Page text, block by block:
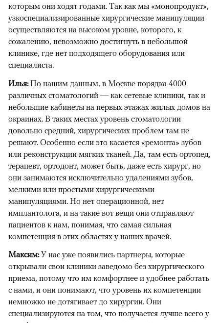
которым они ходят годами. Так как мы «монопродукт»,
узкоспециализированные хирургические манипуляции
осуществляются на высоком уровне, которого, к
сожалению, невозможно достигнуть в небольшой
клинике, где нет подходящего оборудования или
специалиста.
00:00 / 00:00
Илья: По нашим данным, в Москве порядка 4000
различных стоматологий — как сетевые клиники, так и
небольшие кабинеты на первых этажах жилых домов на
окраинах. В таких местах уровень стоматологии
довольно средний, хирургических проблем там не
решают. Особенно если это касается «ремонта» зубов
или реконструкции мягких тканей. Да, там есть ортопед,
терапевт, ортодонт, может быть, даже есть хирург, но
они занимаются исключительно удалениями зубов,
мелкими или простыми хирургическими
манипуляциями. Но нет операционной, нет
имплантолога, и на такие вот вещи они отправляют
пациентов к нам, понимая, что самая сильная
компетенция в этих областях у наших врачей.
Максим: У нас уже появились партнеры, которые
открывали свои клиники заведомо без хирургического
приема, потому что им комфортнее и удобнее работать
с нами, и они понимают, что уровень их компетенции
немножко не дотягивает до хирургии. Они
специализируются на том, что получается лучше всего у